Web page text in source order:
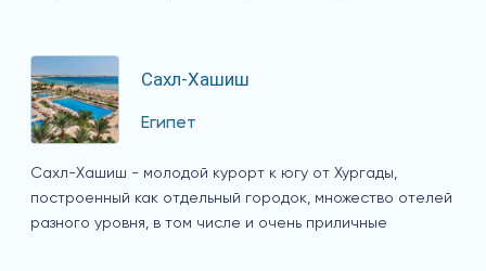
Сахл-Хашиш
Египет
Сахл-Хашиш - молодой курорт к югу от Хургады,
построенный как отдельный городок, множество отелей
разного уровня, в том числе и очень приличные